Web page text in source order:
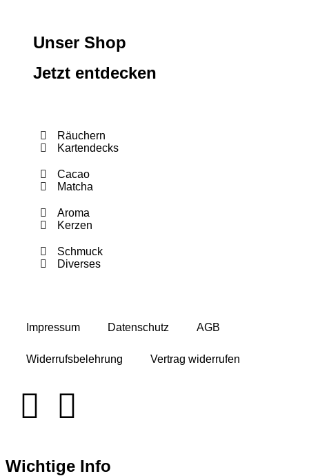
Unser Shop
Jetzt entdecken
Räuchern
Kartendecks
Cacao
Matcha
Aroma
Kerzen
Schmuck
Diverses
Impressum Datenschutz AGB
Widerrufsbelehrung Vertrag widerrufen
Wichtige Info